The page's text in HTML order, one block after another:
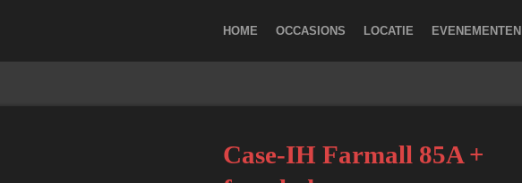
HOME OCCASIONS LOCATIE EVENEMENTEN
Case-IH Farmall 85A +